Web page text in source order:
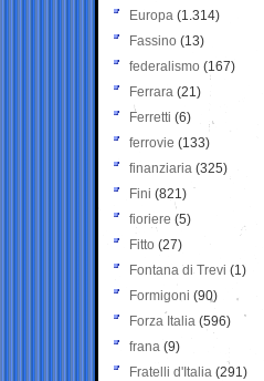
Europa (1.314)
Fassino (13)
federalismo (167)
Ferrara (21)
Ferretti (6)
ferrovie (133)
finanziaria (325)
Fini (821)
fioriere (5)
Fitto (27)
Fontana di Trevi (1)
Formigoni (90)
Forza Italia (596)
frana (9)
Fratelli d'Italia (291)